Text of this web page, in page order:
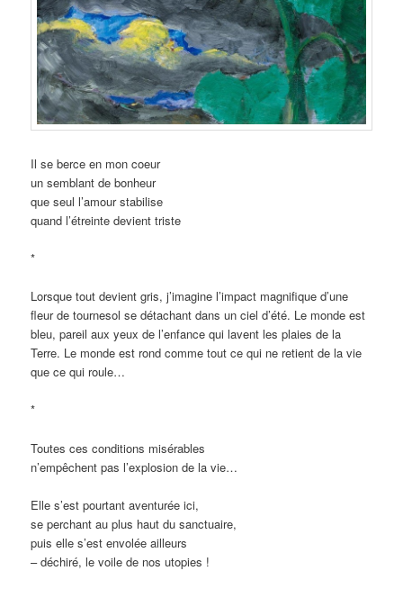
Il se berce en mon coeur
un semblant de bonheur
que seul l’amour stabilise
quand l’étreinte devient triste
*
Lorsque tout devient gris, j’imagine l’impact magnifique d’une
fleur de tournesol se détachant dans un ciel d’été. Le monde est
bleu, pareil aux yeux de l’enfance qui lavent les plaies de la
Terre. Le monde est rond comme tout ce qui ne retient de la vie
que ce qui roule…
*
Toutes ces conditions misérables
n’empêchent pas l’explosion de la vie…
Elle s’est pourtant aventurée ici,
se perchant au plus haut du sanctuaire,
puis elle s’est envolée ailleurs
– déchiré, le voile de nos utopies !